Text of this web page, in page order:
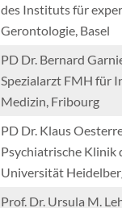
des Instituts für
Gerontologie, Basel
PD Dr. Bernard
Spezialarzt FMH für
Medizin, Fribourg
PD Dr. Klaus
Psychiatrische Klinik
Universität
Prof. Dr. Ursula M.